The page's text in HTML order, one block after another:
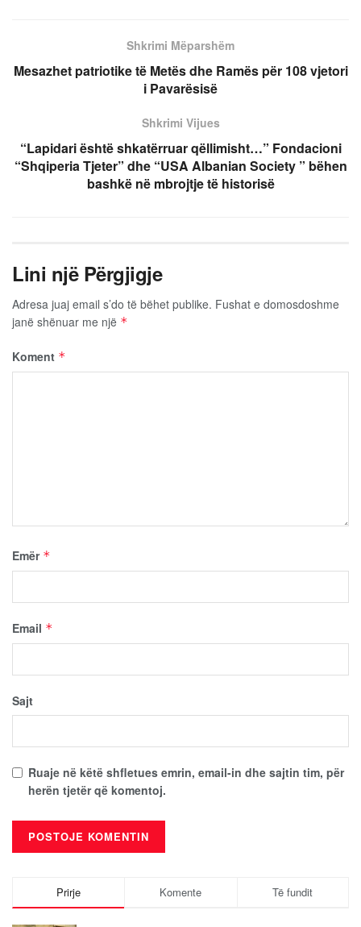
Shkrimi Mëparshëm
Mesazhet patriotike të Metës dhe Ramës për 108 vjetori
i Pavarësisë
Shkrimi Vijues
“Lapidari është shkatërruar qëllimisht…” Fondacioni
“Shqiperia Tjeter” dhe “USA Albanian Society ” bëhen
bashkë në mbrojtje të historisë
Lini një Përgjigje
Adresa juaj email s’do të bëhet publike. Fushat e domosdoshme
janë shënuar me një *
Koment *
Emër *
Email *
Sajt
Ruaje në këtë shfletues emrin, email-in dhe sajtin tim, për
herën tjetër që komentoj.
Prirje Komente Të fundit